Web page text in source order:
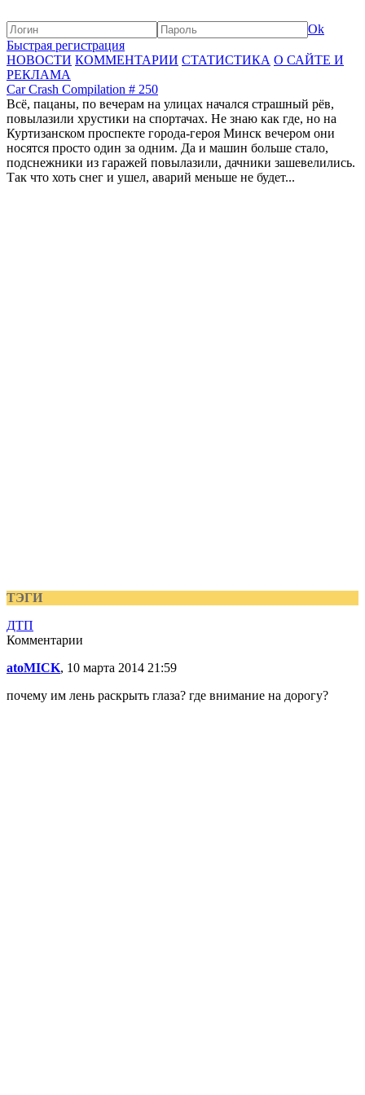
Ok
Быстрая регистрация
НОВОСТИ КОММЕНТАРИИ СТАТИСТИКА О САЙТЕ И
РЕКЛАМА
Car Crash Compilation # 250
Всё, пацаны, по вечерам на улицах начался страшный рёв,
повылазили хрустики на спортачах. Не знаю как где, но на
Куртизанском проспекте города-героя Минск вечером они
носятся просто один за одним. Да и машин больше стало,
подснежники из гаражей повылазили, дачники зашевелились.
Так что хоть снег и ушел, аварий меньше не будет...
ТЭГИ
ДТП
Комментарии
atoMICK, 10 марта 2014 21:59
почему им лень раскрыть глаза? где внимание на дорогу?